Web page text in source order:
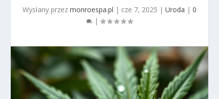
Wysłany przez monroespa.pl | cze 7, 2025 | Uroda | 0
|